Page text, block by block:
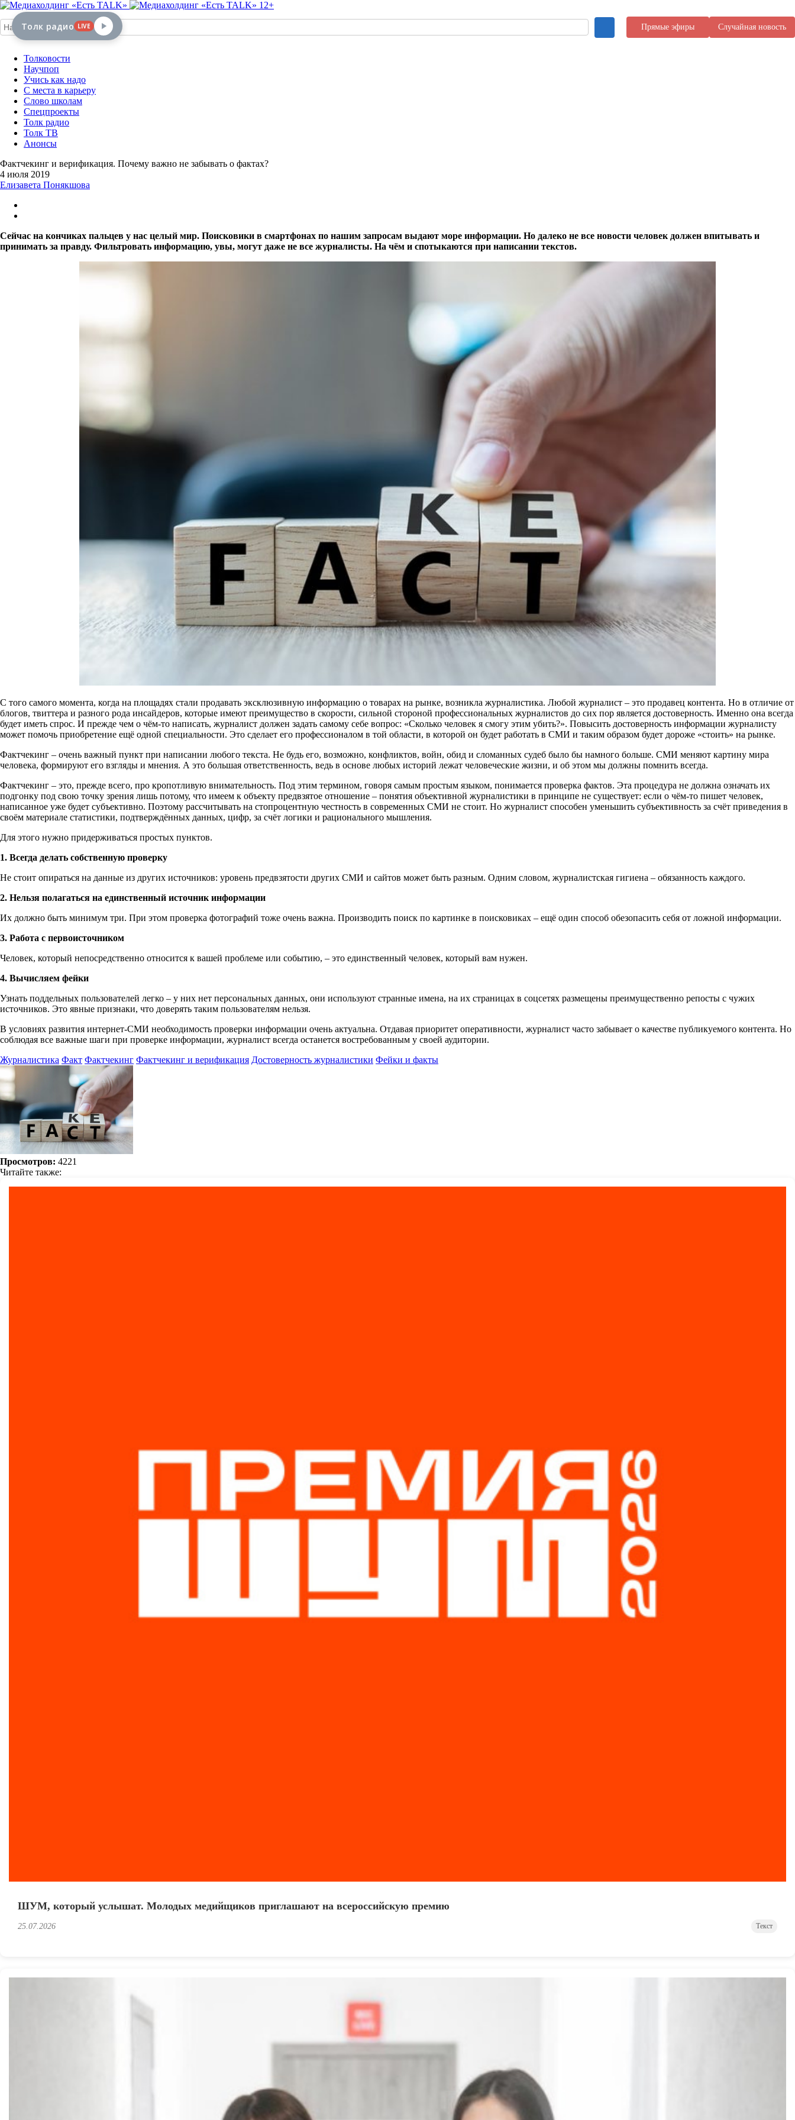
12+
Прямые эфиры Случайная новость
Толковости
Научпоп
Учись как надо
С места в карьеру
Слово школам
Спецпроекты
Толк радио
Толк ТВ
Анонсы
Фактчекинг и верификация. Почему важно не забывать о фактах?
4 июля 2019
Елизавета Понякшова
Сейчас на кончиках пальцев у нас целый мир. Поисковики в смартфонах по нашим запросам выдают море информации. Но далеко не все новости человек должен впитывать и
принимать за правду. Фильтровать информацию, увы, могут даже не все журналисты. На чём и спотыкаются при написании текстов.
С того самого момента, когда на площадях стали продавать эксклюзивную информацию о товарах на рынке, возникла журналистика. Любой журналист – это продавец контента. Но в отличие от
блогов, твиттера и разного рода инсайдеров, которые имеют преимущество в скорости, сильной стороной профессиональных журналистов до сих пор является достоверность. Именно она всегда
будет иметь спрос. И прежде чем о чём-то написать, журналист должен задать самому себе вопрос: «Сколько человек я смогу этим убить?». Повысить достоверность информации журналисту
может помочь приобретение ещё одной специальности. Это сделает его профессионалом в той области, в которой он будет работать в СМИ и таким образом будет дороже «стоить» на рынке.
Фактчекинг – очень важный пункт при написании любого текста. Не будь его, возможно, конфликтов, войн, обид и сломанных судеб было бы намного больше. СМИ меняют картину мира
человека, формируют его взгляды и мнения. А это большая ответственность, ведь в основе любых историй лежат человеческие жизни, и об этом мы должны помнить всегда.
Фактчекинг – это, прежде всего, про кропотливую внимательность. Под этим термином, говоря самым простым языком, понимается проверка фактов. Эта процедура не должна означать их
подгонку под свою точку зрения лишь потому, что имеем к объекту предвзятое отношение – понятия объективной журналистики в принципе не существует: если о чём-то пишет человек,
написанное уже будет субъективно. Поэтому рассчитывать на стопроцентную честность в современных СМИ не стоит. Но журналист способен уменьшить субъективность за счёт приведения в
своём материале статистики, подтверждённых данных, цифр, за счёт логики и рационального мышления.
Для этого нужно придерживаться простых пунктов.
1. Всегда делать собственную проверку
Не стоит опираться на данные из других источников: уровень предвзятости других СМИ и сайтов может быть разным. Одним словом, журналистская гигиена – обязанность каждого.
2. Нельзя полагаться на единственный источник информации
Их должно быть минимум три. При этом проверка фотографий тоже очень важна. Производить поиск по картинке в поисковиках – ещё один способ обезопасить себя от ложной информации.
3. Работа с первоисточником
Человек, который непосредственно относится к вашей проблеме или событию, – это единственный человек, который вам нужен.
4. Вычисляем фейки
Узнать поддельных пользователей легко – у них нет персональных данных, они используют странные имена, на их страницах в соцсетях размещены преимущественно репосты с чужих
источников. Это явные признаки, что доверять таким пользователям нельзя.
В условиях развития интернет-СМИ необходимость проверки информации очень актуальна. Отдавая приоритет оперативности, журналист часто забывает о качестве публикуемого контента. Но
соблюдая все важные шаги при проверке информации, журналист всегда останется востребованным у своей аудитории.
Журналистика Факт Фактчекинг Фактчекинг и верификация Достоверность журналистики Фейки и факты
Просмотров: 4221
Читайте также:
ШУМ, который услышат. Молодых медийщиков приглашают на всероссийскую премию
25.07.2026 Текст
Толк радио LIVE